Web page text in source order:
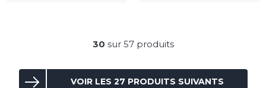
30 sur 57 produits
VOIR LES 27 PRODUITS SUIVANTS